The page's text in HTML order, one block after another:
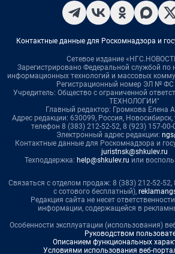
Контактные данные для Роскомнадзора и
Сетевое издание
Зарегистрировано Федеральной службой по
информационных технологий и массовых
Регистрационный номер ЭЛ № ФС
Учредитель: Общество с ограниченной
ТЕХНОЛОГИИ"
Главный редактор: Громкова Елена
Адрес редакции: 630099, Россия, Новосибирск,
телефон 8 (383) 212-52-52, 8 (923) 157-00-
Электронный адрес редакции:
Контактные данные для Роскомнадзора и
juristnsk@shkulev.ru
Техподдержка: help@shkulev.ru или
Связаться с отделом продаж: 8 (383) 212-52-52,
с сотового бесплатный),
Редакция сайта не несет
информации, содержащейся в
Особенности эксплуатации (использования)
Руководством
Описанием функциональных
Условиями использования веб-